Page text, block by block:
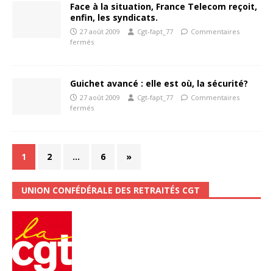
Face à la situation, France Telecom reçoit,
enfin, les syndicats.
27 août 2009 Cgt-fapt_77
Commentaires
fermés
Guichet avancé : elle est où, la sécurité?
27 août 2009 Cgt-fapt_77
Commentaires
fermés
1 2 … 6 »
UNION CONFÉDÉRALE DES RETRAITÉS CGT